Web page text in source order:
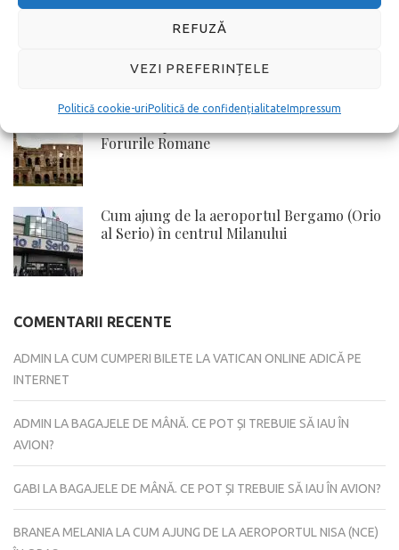
REFUZĂ
VEZI PREFERINȚELE
Politică cookie-uriPolitică de confidențialitateImpressum
Toate metodele de a ajunge de la
Berlin
Forurile Romane
Cum ajung de la aeroportul Bergamo (Orio
al Serio) în centrul Milanului
COMENTARII RECENTE
ADMIN LACUM CUMPERI BILETE LA VATICAN ONLINE ADICĂ PE
INTERNET
ADMIN LABAGAJELE DE MÂNĂ. CE POT ȘI TREBUIE SĂ IAU ÎN
AVION?
GABI LABAGAJELE DE MÂNĂ. CE POT ȘI TREBUIE SĂ IAU ÎN AVION?
BRANEA MELANIALACUM AJUNG DE LA AEROPORTUL NISA (NCE)